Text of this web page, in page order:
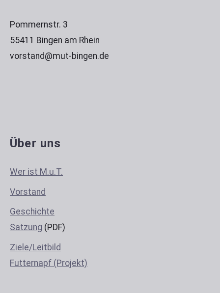
Pommernstr. 3
55411 Bingen am Rhein
vorstand@mut-bingen.de
Über uns
Wer ist M.u.T.
Vorstand
Geschichte
Satzung (PDF)
Ziele/Leitbild
Futternapf (Projekt)